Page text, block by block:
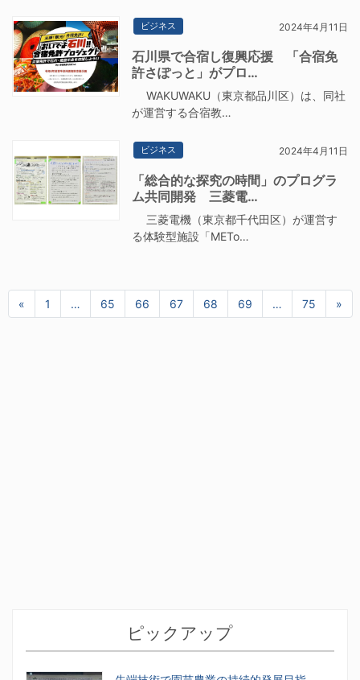
ビジネス 2024年4月11日
石川県で合宿し復興応援 「合宿免
許さぽっと」がプロ…
WAKUWAKU（東京都品川区）は、同社
が運営する合宿教…
ビジネス 2024年4月11日
「総合的な探究の時間」のプログラ
ム共同開発 三菱電…
三菱電機（東京都千代田区）が運営す
る体験型施設「METo…
« 前へ1 … 65 66 67 68 69 … 75 »
ピックアップ